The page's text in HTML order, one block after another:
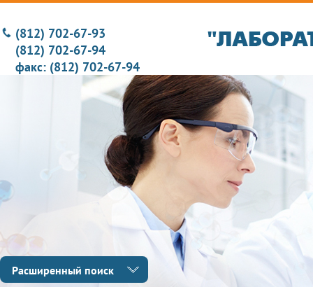
(812) 702-67-93
(812) 702-67-94
факс: (812) 702-67-94
Расширенный поиск